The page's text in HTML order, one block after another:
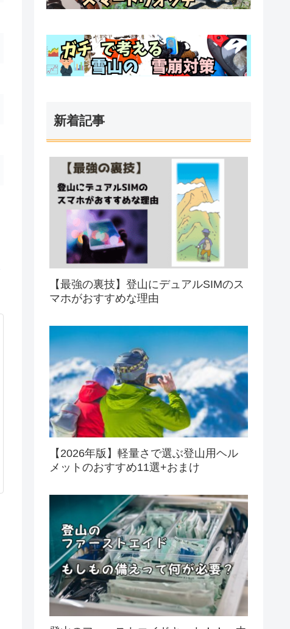
新着記事
【最強の裏技】登山にデュアルSIMのス
マホがおすすめな理由
【2026年版】軽量さで選ぶ登山用ヘル
メットのおすすめ11選+おまけ